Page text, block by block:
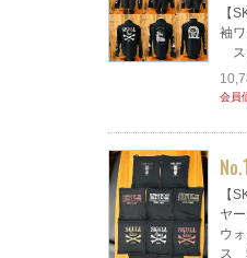
【
袖
ス
会員
No.
【
ヤ
ウ
ス